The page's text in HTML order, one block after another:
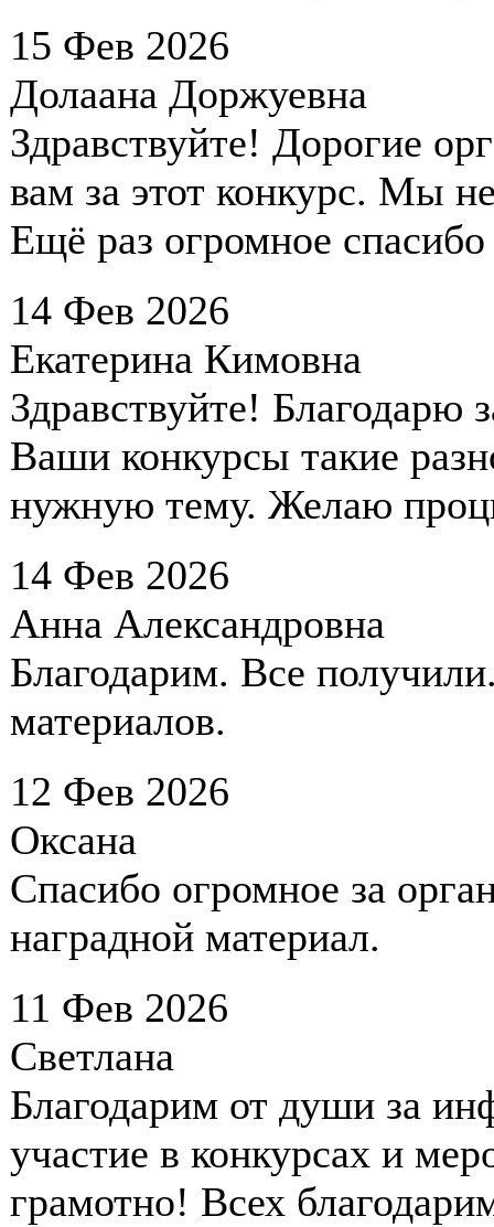
15 Фев 2026
Долаана Доржуевна
Здравствуйте! Дорогие
вам за этот конкурс. Мы
Ещё раз огромное
14 Фев 2026
Екатерина Кимовна
Здравствуйте! Благодарю
Ваши конкурсы такие
нужную тему. Желаю
14 Фев 2026
Анна Александровна
Благодарим. Все
материалов.
12 Фев 2026
Оксана
Спасибо огромное за
наградной материал.
11 Фев 2026
Светлана
Благодарим от души за
участие в конкурсах и
грамотно! Всех